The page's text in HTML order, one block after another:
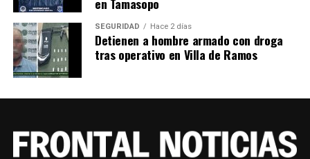
SEGURIDAD Hace 2 días
Detienen a hombre armado con droga
tras operativo en Villa de Ramos